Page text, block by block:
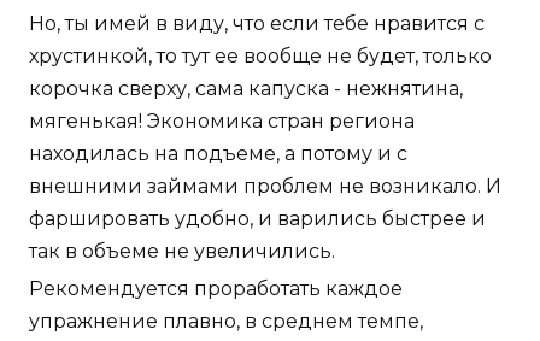
Но, ты имей в виду, что если тебе нравится с
хрустинкой, то тут ее вообще не будет, только
корочка сверху, сама капуска - нежнятина,
мягенькая! Экономика стран региона
находилась на подъеме, а потому и с
внешними займами проблем не возникало. И
фаршировать удобно, и варились быстрее и
так в объеме не увеличились.
Рекомендуется проработать каждое
упражнение плавно, в среднем темпе,